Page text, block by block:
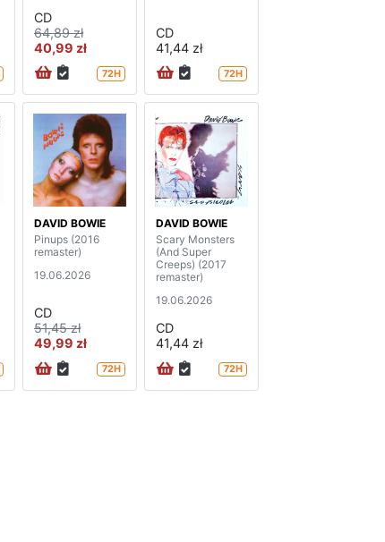
CD
64,89 zł
40,99 zł
72H
CD
41,44 zł
72H
DAVID BOWIE
Pinups (2016
remaster)
19.06.2026
CD
51,45 zł
49,99 zł
72H
DAVID BOWIE
Scary Monsters
(And Super
Creeps) (2017
remaster)
19.06.2026
CD
41,44 zł
72H